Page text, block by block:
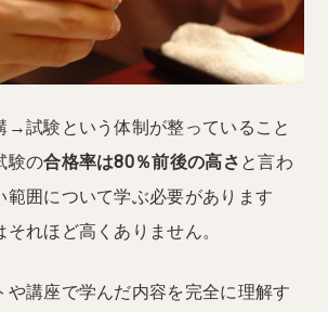
→試験という体制が整っていること
験の合格率は80％前後の高さ と言わ
範囲について学ぶ必要があります
れほど高くありません。
や講座で学んだ内容を完全に理解す